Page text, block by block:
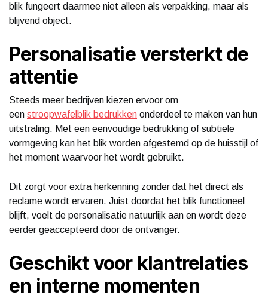
blik fungeert daarmee niet alleen als verpakking, maar als
blijvend object.
Personalisatie versterkt de
attentie
Steeds meer bedrijven kiezen ervoor om
een stroopwafelblik bedrukken onderdeel te maken van hun
uitstraling. Met een eenvoudige bedrukking of subtiele
vormgeving kan het blik worden afgestemd op de huisstijl of
het moment waarvoor het wordt gebruikt.
Dit zorgt voor extra herkenning zonder dat het direct als
reclame wordt ervaren. Juist doordat het blik functioneel
blijft, voelt de personalisatie natuurlijk aan en wordt deze
eerder geaccepteerd door de ontvanger.
Geschikt voor klantrelaties
en interne momenten